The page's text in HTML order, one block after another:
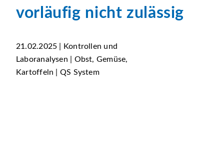
vorläufig nicht zulässig
21.02.2025 | Kontrollen und
Laboranalysen | Obst, Gemüse,
Kartoffeln | QS System